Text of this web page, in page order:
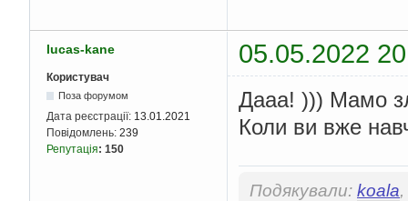
lucas-kane 05.05.2022
Користувач
Поза форумом
Дата реєстрації: 13.01.2021
Повідомлень: 239
Репутація: 150
Дааа! ))) Мамо
Коли ви вже
Подякували: koala,